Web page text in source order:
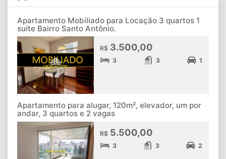
Apartamento Mobiliado para Locação 3 quartos 1
suíte Bairro Santo Antônio.
R$ 3.500,00
3 3 1
Apartamento para alugar, 120m², elevador, um por
andar, 3 quartos e 2 vagas
R$ 5.500,00
3 3 2